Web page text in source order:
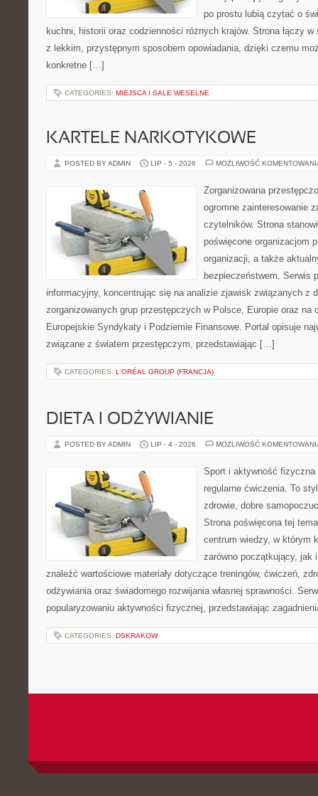
po prostu lubią czytać o
kuchni, historii oraz codzienności różnych krajów. Strona łączy
z lekkim, przystępnym sposobem opowiadania, dzięki czemu
konkretne […]
CATEGORIES: MIEJSCA I SALE WESELNE
KARTELE NARKOTYKOWE
POSTED BY ADMIN LIP - 5 - 2026 MOŻLIWOŚĆ
Zorganizowana
ogromne zainteresowanie
czytelników. Strona
poświęcone organizacjom
organizacji, a także
bezpieczeństwem. Serwis
informacyjny, koncentrując się na analizie zjawisk związanych z
zorganizowanych grup przestępczych w Polsce, Europie oraz na
Europejskie Syndykaty i Podziemie Finansowe. Portal opisuje
związane z światem przestępczym, przedstawiając […]
CATEGORIES: L'ORÉAL GROUP (FRANCJA)
DIETA I ODŻYWIANIE
POSTED BY ADMIN LIP - 4 - 2026 MOŻLIWOŚĆ
Sport i aktywność
regularne ćwiczenia. To
zdrowie, dobre
Strona poświęcona tej
centrum wiedzy, w którym
zarówno początkujący, jak
znaleźć wartościowe materiały dotyczące treningów, ćwiczeń,
odżywiania oraz świadomego rozwijania własnej sprawności.
popularyzowaniu aktywności fizycznej, przedstawiając
CATEGORIES: DSKRAKOW